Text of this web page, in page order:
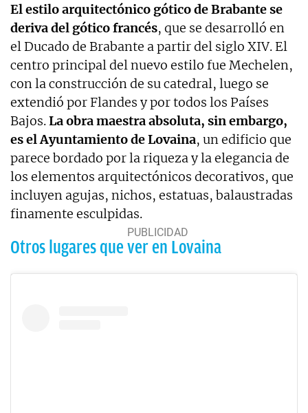
El estilo arquitectónico gótico de Brabante se
deriva del gótico francés, que se desarrolló en
el Ducado de Brabante a partir del siglo XIV. El
centro principal del nuevo estilo fue Mechelen,
con la construcción de su catedral, luego se
extendió por Flandes y por todos los Países
Bajos.La obra maestra absoluta, sin embargo,
es el Ayuntamiento de Lovaina, un edificio que
parece bordado por la riqueza y la elegancia de
los elementos arquitectónicos decorativos, que
incluyen agujas, nichos, estatuas, balaustradas
finamente esculpidas.
Otros lugares que ver en Lovaina